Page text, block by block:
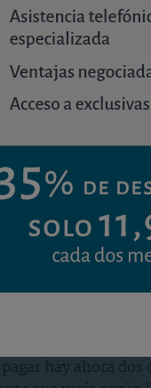
únicos que se
la norma
incremento, la
tendrá en cuenta
si es más alto.
negativo, el
que calcular la base
hay ahora